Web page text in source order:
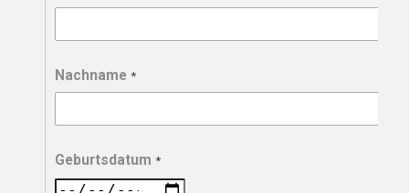
Nachname *
Geburtsdatum *